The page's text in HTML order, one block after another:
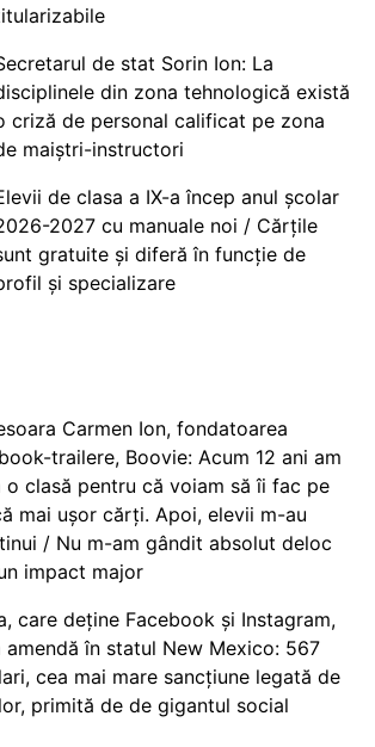
de stat Sorin Ion: La
din zona tehnologică există
criză de personal calificat pe zona
maiștri-instructori
de clasa a IX-a încep anul școlar
2027 cu manuale noi / Cărțile
gratuite și diferă în funcție de
și specializare
Carmen Ion, fondatoarea
trailere, Boovie: Acum 12 ani am
o clasă pentru că voiam să îi fac pe
mai ușor cărți. Apoi, elevii m-au
/ Nu m-am gândit absolut deloc
impact major
care deține Facebook și Instagram,
în statul New Mexico: 567
cea mai mare sancțiune legată de
primită de de gigantul social